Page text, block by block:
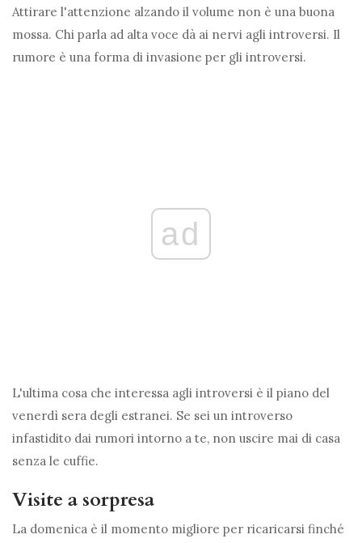
Attirare l'attenzione alzando il volume non è una buona
mossa. Chi parla ad alta voce dà ai nervi agli introversi. Il
rumore è una forma di invasione per gli introversi.
ad
L'ultima cosa che interessa agli introversi è il piano del
venerdì sera degli estranei. Se sei un introverso
infastidito dai rumori intorno a te, non uscire mai di casa
senza le cuffie.
Visite a sorpresa
La domenica è il momento migliore per ricaricarsi finché